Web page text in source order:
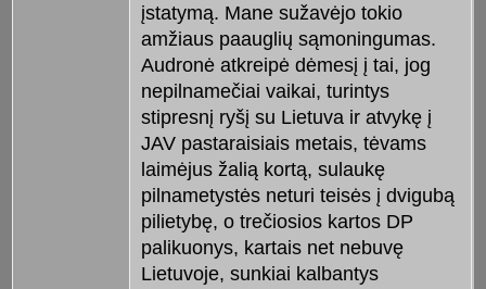
įstatymą. Mane sužavėjo tokio
amžiaus paauglių sąmoningumas.
Audronė atkreipė dėmesį į tai, jog
nepilnamečiai vaikai, turintys
stipresnį ryšį su Lietuva ir atvykę į
JAV pastaraisiais metais, tėvams
laimėjus žalią kortą, sulaukę
pilnametystės neturi teisės į dvigubą
pilietybę, o trečiosios kartos DP
palikuonys, kartais net nebuvę
Lietuvoje, sunkiai kalbantys